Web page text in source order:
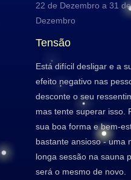
22 de Dezembro a 31 de
Dezembro
Tensão
Está difícil desligar e a
efeito negativo nas
desconte o seu
mas tente superar isso.
sua boa forma e bem-
bastante ansioso - uma
longa sessão na sauna
será o mesmo de novo.